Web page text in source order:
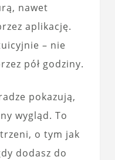
nawet
aplikację.
– nie
pół godziny.
pokazują,
wygląd. To
o tym jak
dodasz do